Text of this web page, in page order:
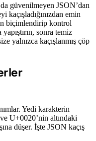
güvenilmeyen JSON’dan
kaçışladığınızdan emin
biçimlendirip kontrol
yapıştırın, sonra temiz
yalnızca kaçışlanmış çöp
Yedi karakterin
U+0020’nin altındaki
düşer. İşte JSON kaçış